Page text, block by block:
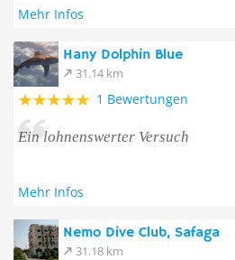
Mehr Infos
Hany Dolphin Blue
31.14 km
1 Bewertungen
Ein lohnenswerter Versuch
Mehr Infos
Nemo Dive Club, Safaga
31.18 km